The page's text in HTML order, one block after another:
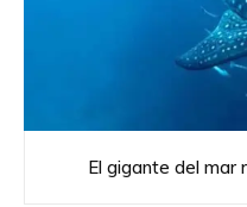
El gigante del mar